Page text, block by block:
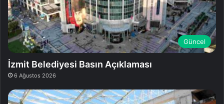
Güncel
İzmit Belediyesi Basın Açıklaması
6 Ağustos 2026